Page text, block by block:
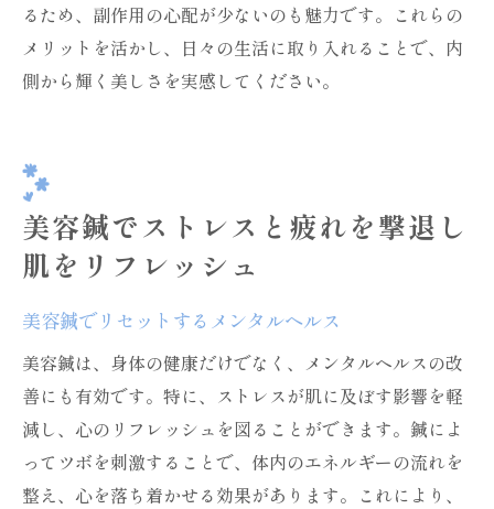
るため、副作用の心配が少ないのも魅力です。これらの
メリットを活かし、日々の生活に取り入れることで、内
側から輝く美しさを実感してください。
美容鍼でストレスと疲れを撃退し
肌をリフレッシュ
美容鍼でリセットするメンタルヘルス
美容鍼は、身体の健康だけでなく、メンタルヘルスの改
善にも有効です。特に、ストレスが肌に及ぼす影響を軽
減し、心のリフレッシュを図ることができます。鍼によ
ってツボを刺激することで、体内のエネルギーの流れを
整え、心を落ち着かせる効果があります。これにより、